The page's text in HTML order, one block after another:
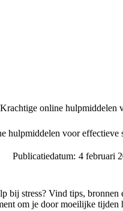
Krachtige online hulpmiddelen
hulpmiddelen voor effectieve
Publicatiedatum: 4 februari
bij stress? Vind tips,
om je door moeilijke tijden